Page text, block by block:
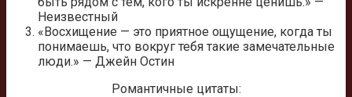
Неизвестный
«Восхищение — это приятное ощущение, когда ты
понимаешь, что вокруг тебя такие замечательные
люди.» — Джейн Остин
Романтичные цитаты: